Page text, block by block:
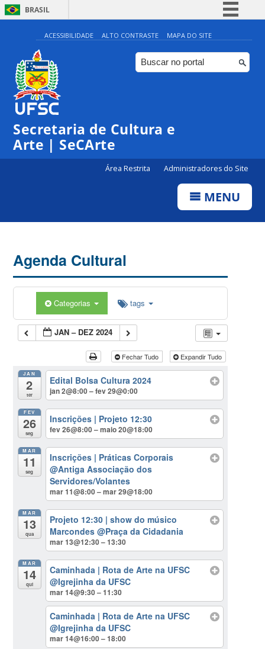
BRASIL
Simplifique!
Comunica BR
Participe
ACESSIBILIDADE ALTO CONTRASTE MAPA DO SITE
Secretaria de Cultura e
Arte | SeCArte
Área Restrita Administradores do Site
MENU
Agenda Cultural
Categorias tags
JAN – DEZ 2024
Fechar Tudo Expandir Tudo
JAN
2
ter
Edital Bolsa Cultura 2024
jan 2@8:00 – fev 29@0:00
FEV
26
seg
Inscrições | Projeto 12:30
fev 26@8:00 – maio 20@18:00
MAR
11
seg
Inscrições | Práticas Corporais
@Antiga Associação dos
Servidores/Volantes
mar 11@8:00 – mar 29@18:00
MAR
13
qua
Projeto 12:30 | show do músico
Marcondes@Praça da Cidadania
mar 13@12:30 – 13:30
MAR
14
qui
Caminhada | Rota de Arte na UFSC
@Igrejinha da UFSC
mar 14@9:30 – 11:30
Caminhada | Rota de Arte na UFSC
@Igrejinha da UFSC
mar 14@16:00 – 18:00